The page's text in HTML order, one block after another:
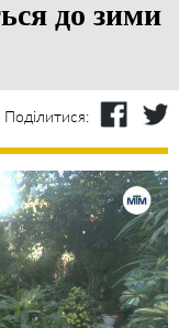
до зими
Поділитися: